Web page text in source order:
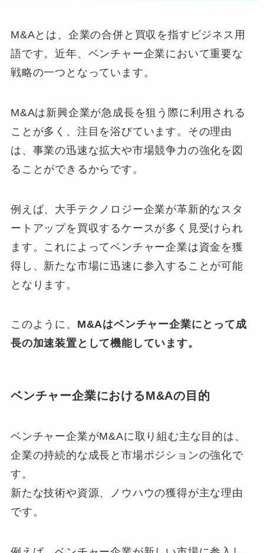
M&Aとは、企業の合併と買収を指すビジネス用
語です。近年、ベンチャー企業において重要な
戦略の一つとなっています。
M&Aは新興企業が急成長を狙う際に利用される
ことが多く、注目を浴びています。その理由
は、事業の迅速な拡大や市場競争力の強化を図
ることができるからです。
例えば、大手テクノロジー企業が革新的なスタ
ートアップを買収するケースが多く見受けられ
ます。これによってベンチャー企業は資金を獲
得し、新たな市場に迅速に参入することが可能
となります。
このように、 M&Aはベンチャー企業にとって成
長の加速装置として機能しています。
ベンチャー企業におけるM&Aの目的
ベンチャー企業がM&Aに取り組む主な目的は、
企業の持続的な成長と市場ポジションの強化で
す。
新たな技術や資源、ノウハウの獲得が主な理由
です。